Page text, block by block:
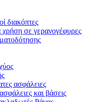
διακόπτες
χρήση σε γερανογέφυρες
ασφάλειες
και βάσεις